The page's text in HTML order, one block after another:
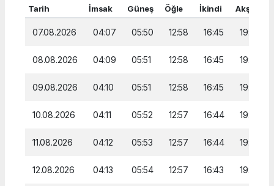
Tarih İmsak Güneş Öğle İkindi Akşam
07.08.2026 04:07 05:50 12:58 16:45 19:56
08.08.2026 04:09 05:51 12:58 16:45 19:54
09.08.2026 04:10 05:51 12:58 16:45 19:53
10.08.2026 04:11 05:52 12:57 16:44 19:52
11.08.2026 04:12 05:53 12:57 16:44 19:51
12.08.2026 04:13 05:54 12:57 16:43 19:50